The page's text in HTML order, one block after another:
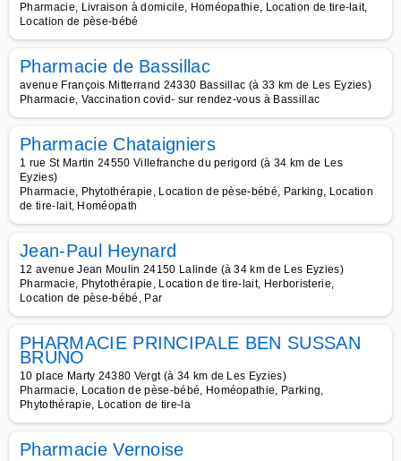
Pharmacie, Livraison à domicile, Homéopathie, Location de tire-lait,
Location de pèse-bébé
Pharmacie de Bassillac
avenue François Mitterrand 24330 Bassillac (à 33 km de Les Eyzies)
Pharmacie, Vaccination covid- sur rendez-vous à Bassillac
Pharmacie Chataigniers
1 rue St Martin 24550 Villefranche du perigord (à 34 km de Les
Eyzies)
Pharmacie, Phytothérapie, Location de pèse-bébé, Parking, Location
de tire-lait, Homéopath
Jean-Paul Heynard
12 avenue Jean Moulin 24150 Lalinde (à 34 km de Les Eyzies)
Pharmacie, Phytothérapie, Location de tire-lait, Herboristerie,
Location de pèse-bébé, Par
PHARMACIE PRINCIPALE BEN SUSSAN
BRUNO
10 place Marty 24380 Vergt (à 34 km de Les Eyzies)
Pharmacie, Location de pèse-bébé, Homéopathie, Parking,
Phytothérapie, Location de tire-la
Pharmacie Vernoise